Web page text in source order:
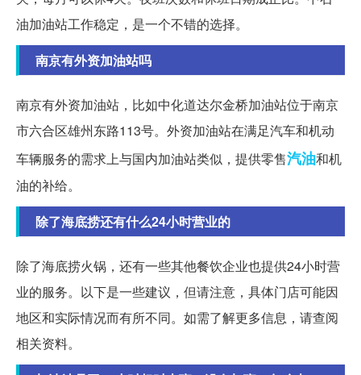
油加油站工作稳定，是一个不错的选择。
南京有外资加油站吗
南京有外资加油站，比如中化道达尔金桥加油站位于南京
市六合区雄州东路113号。外资加油站在满足汽车和机动
车辆服务的需求上与国内加油站类似，提供零售汽油和机
油的补给。
除了海底捞还有什么24小时营业的
除了海底捞火锅，还有一些其他餐饮企业也提供24小时营
业的服务。以下是一些建议，但请注意，具体门店可能因
地区和实际情况而有所不同。如需了解更多信息，请查阅
相关资料。